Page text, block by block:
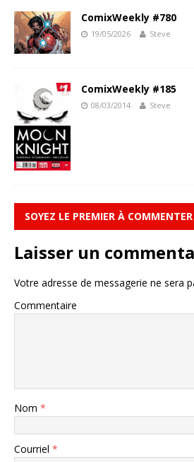
ComixWeekly #780
19/05/2026 Steve
ComixWeekly #185
08/03/2014 Steve
SOYEZ LE PREMIER À COMMENTER
Laisser un
Votre adresse de messagerie ne sera
Commentaire
Nom *
Courriel *